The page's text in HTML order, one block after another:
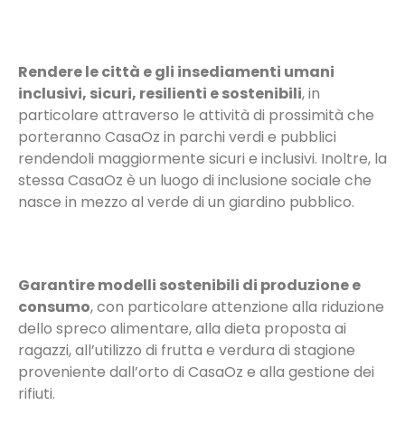
Rendere le città e gli insediamenti umani
inclusivi, sicuri, resilienti e sostenibili, in
particolare attraverso le attività di prossimità che
porteranno CasaOz in parchi verdi e pubblici
rendendoli maggiormente sicuri e inclusivi. Inoltre, la
stessa CasaOz è un luogo di inclusione sociale che
nasce in mezzo al verde di un giardino pubblico.
Garantire modelli sostenibili di produzione e
consumo, con particolare attenzione alla riduzione
dello spreco alimentare, alla dieta proposta ai
ragazzi, all’utilizzo di frutta e verdura di stagione
proveniente dall’orto di CasaOz e alla gestione dei
rifiuti.